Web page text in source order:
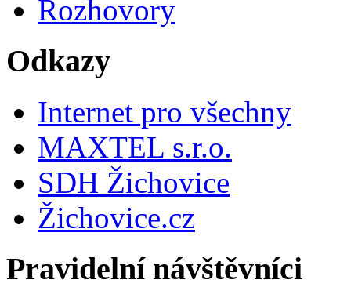
Rozhovory
Odkazy
Internet pro všechny
MAXTEL s.r.o.
SDH Žichovice
Žichovice.cz
Pravidelní návštěvníci